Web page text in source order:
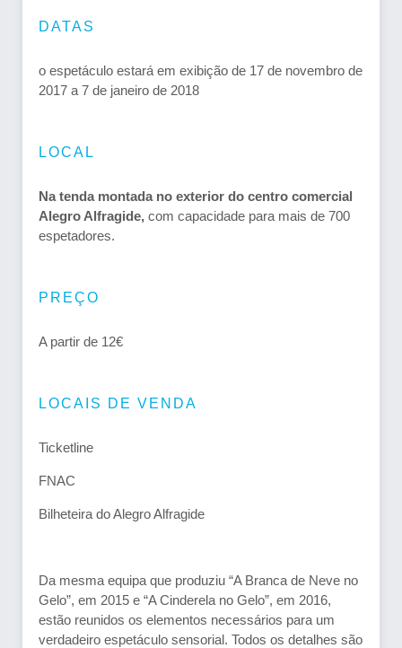
DATAS
o espetáculo estará em exibição de 17 de novembro de
2017 a 7 de janeiro de 2018
LOCAL
Na tenda montada no exterior do centro comercial
Alegro Alfragide, com capacidade para mais de 700
espetadores.
PREÇO
A partir de 12€
LOCAIS DE VENDA
Ticketline
FNAC
Bilheteira do Alegro Alfragide
Da mesma equipa que produziu “A Branca de Neve no
Gelo”, em 2015 e “A Cinderela no Gelo”, em 2016,
estão reunidos os elementos necessários para um
verdadeiro espetáculo sensorial. Todos os detalhes são